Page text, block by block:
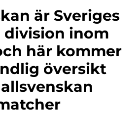
division inom
här kommer
översikt